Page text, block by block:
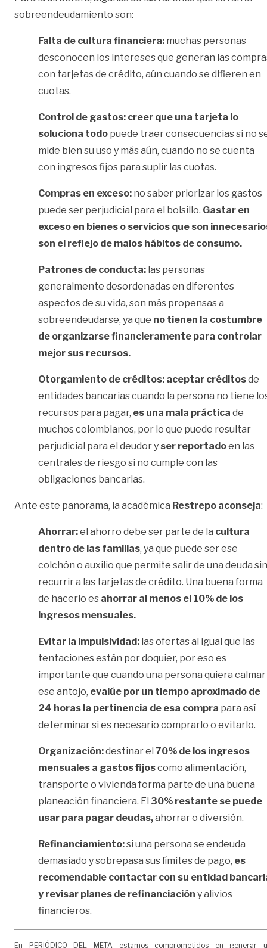
sobreendeudamiento son:
Falta de cultura financiera: muchas personas
desconocen los intereses que generan las
con tarjetas de crédito, aún cuando se difieren en
cuotas.
Control de gastos: creer que una tarjeta lo
soluciona todo puede traer consecuencias si no
mide bien su uso y más aún, cuando no se cuenta
con ingresos fijos para suplir las cuotas.
Compras en exceso: no saber priorizar los gastos
puede ser perjudicial para el bolsillo. Gastar en
exceso en bienes o servicios que son
son el reflejo de malos hábitos de consumo.
Patrones de conducta: las personas
generalmente desordenadas en diferentes
aspectos de su vida, son más propensas a
sobreendeudarse, ya que no tienen la costumbre
de organizarse financieramente para controlar
mejor sus recursos.
Otorgamiento de créditos: aceptar créditosde
entidades bancarias cuando la persona no tiene
recursos para pagar, es una mala práctica de
muchos colombianos, por lo que puede resultar
perjudicial para el deudor y ser reportadoen las
centrales de riesgo si no cumple con las
obligaciones bancarias.
Ante este panorama, la académica Restrepo aconseja:
Ahorrar:el ahorro debe ser parte de la cultura
dentro de las familias, ya que puede ser ese
colchón o auxilio que permite salir de una deuda sin
recurrir a las tarjetas de crédito. Una buena forma
de hacerlo es ahorrar al menos el 10% de los
ingresos mensuales.
Evitar la impulsividad: las ofertas al igual que las
tentaciones están por doquier, por eso es
importante que cuando una persona quiera calmar
ese antojo, evalúe por un tiempo aproximado de
24 horas la pertinencia de esa compra para así
determinar si es necesario comprarlo o evitarlo.
Organización:destinar el 70% de los ingresos
mensuales a gastos fijoscomo alimentación,
transporte o vivienda forma parte de una buena
planeación financiera. El 30% restante se puede
usar para pagar deudas,ahorrar o diversión.
Refinanciamiento:si una persona se endeuda
demasiado y sobrepasa sus límites de pago, es
recomendable contactar con su entidad
y revisar planes de refinanciación y alivios
financieros.
En PERIÓDICO DEL META estamos comprometidos en generar